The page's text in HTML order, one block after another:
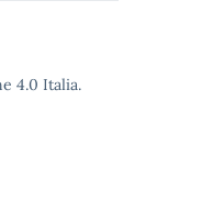
4.0 Italia.